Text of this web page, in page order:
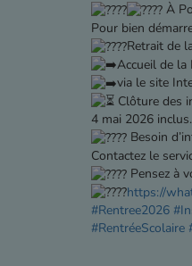
À
Pour bien
Retrait de
Accueil de la
via le site
Clôture des
4 mai 2026 inclus.
Besoin
Contactez le
Pensez à
https://
#Rentree2026
#RentréeScolaire